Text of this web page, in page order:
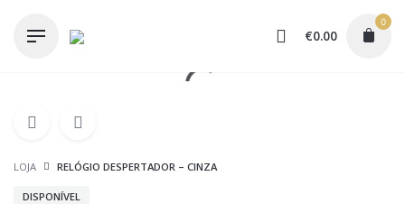
€0.00
0
LOJA RELÓGIO DESPERTADOR – CINZA
DISPONÍVEL